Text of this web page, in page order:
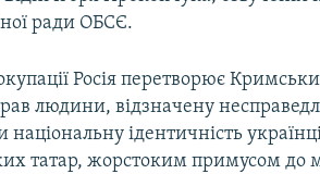
ради ОБСЄ.
Росія перетворює
людини, відзначену
ідентичність
татар, жорстоким примусом до